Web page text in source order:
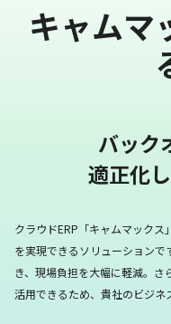
キャムマ
バック
適正化
クラウドERP「キャムマック
を実現できるソリューションで
き、現場負担を大幅に軽減。 さ
活用できるため、貴社のビジネ